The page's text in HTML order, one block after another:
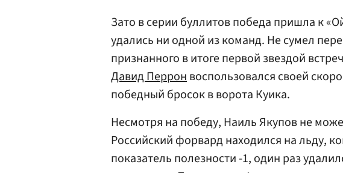
Зато в серии буллитов победа пришла к
удались ни одной из команд. Не сумел
признанного в итоге первой звездой
Давид Перронвоспользовался своей
победный бросок в ворота Куика.
Несмотря на победу, Наиль Якупов не
Российский форвард находился на льду,
показатель полезности -1, один раз